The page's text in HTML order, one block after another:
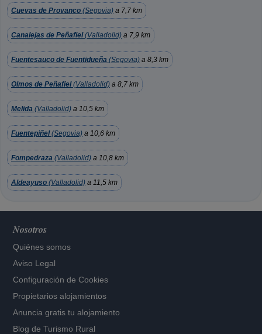
Cuevas de Provanco (Segovia) a 7,7 km
Canalejas de Peñafiel(Valladolid) a 7,9 km
Fuentesauco de Fuentidueña (Segovia) a 8,3 km
Olmos de Peñafiel(Valladolid) a 8,7 km
Melida (Valladolid) a 10,5 km
Fuentepiñel(Segovia) a 10,6 km
Fompedraza (Valladolid) a 10,8 km
Aldeayuso (Valladolid) a 11,5 km
Nosotros
Quiénes somos
Aviso Legal
Configuración de Cookies
Propietarios alojamientos
Anuncia gratis tu alojamiento
Blog de Turismo Rural